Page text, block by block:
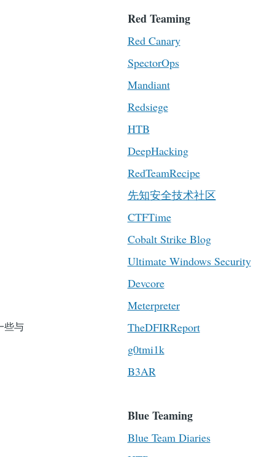
些与
Red Teaming
Red Canary
SpectorOps
Mandiant
Redsiege
HTB
DeepHacking
RedTeamRecipe
先知安全技术社区
CTFTime
Cobalt Strike Blog
Ultimate Windows Security
Devcore
Meterpreter
TheDFIRReport
g0tmi1k
B3AR
Blue Teaming
Blue Team Diaries